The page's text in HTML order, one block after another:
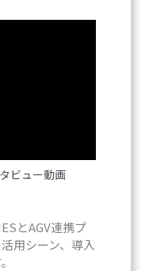
ビュー動画
とAGV連携プ
用シーン、導入